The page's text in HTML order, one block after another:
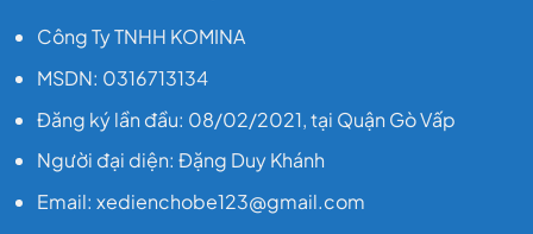
Trọng
lượng
Tải tối
đa: 40-
150 Kg
Công Ty TNHH KOMINA
MSDN: 0316713134
Đăng ký lần đầu: 08/02/2021, tại Quận Gò Vấp
Người đại diện: Đặng Duy Khánh
Email: xedienchobe123@gmail.com